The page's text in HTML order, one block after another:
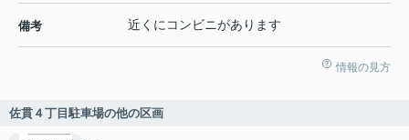
備考 近くにコンビニがあります
情報の見方
佐貫４丁目駐車場の他の区画